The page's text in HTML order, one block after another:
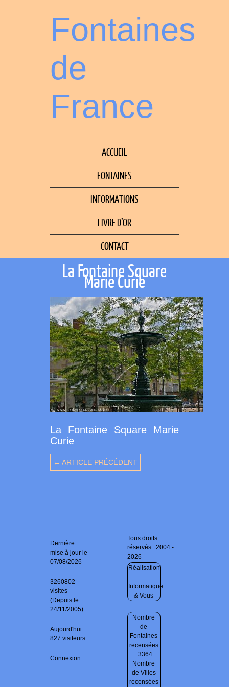
Fontaines
de
France
ACCUEIL
FONTAINES
INFORMATIONS
LIVRE D’OR
CONTACT
La Fontaine Square
Marie Curie
La Fontaine Square Marie
Curie
← ARTICLE PRÉCÉDENT
Dernière
mise à jour le
07/08/2026
3260802
visites
(Depuis le
24/11/2005)
Aujourd'hui :
827 visiteurs
Connexion
Tous droits
réservés : 2004 -
2026
Réalisation
:
Informatique
& Vous
Nombre
de
Fontaines
recensées
: 3364
Nombre
de Villes
recensées